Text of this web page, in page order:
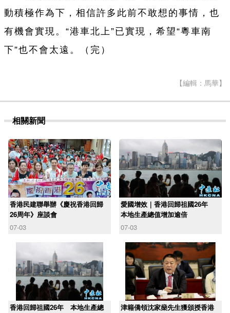
動積極作為下，相信許多此前不敢想的事情，也
有機會實現。“港車北上”已實現，希望“粵車南
下”也不會太遠。（完）
【編輯：馬華】
相關新聞
香港民建聯舉辦《慶祝香港回歸
26周年》座談會
07-03
愛國增效｜香港回歸祖國26年
本地生產總值增加逾倍
07-03
香港回歸祖國26年 本地生產總
津籍僑領沈家燊先生獲頒授香港